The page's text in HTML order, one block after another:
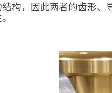
构，因此两者的齿形、